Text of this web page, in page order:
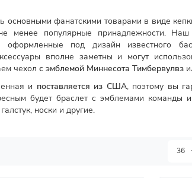
основными фанатскими товарами в виде
менее популярные принадлежности. Наш
оформленные под дизайн известного
вполне заметны и могут
чехол с эмблемой Миннесота Тимбервулвз
и поставляется из США, поэтому вы
будет браслет с эмблемами команды
носки и другие.
36